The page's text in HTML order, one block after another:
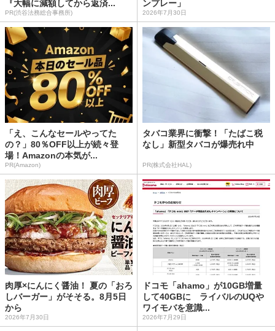
『大幅に減額してから返済...
PR(渋谷法務総合事務所)
ンプレー」
2026年7月30日
「え、こんなセールやってた
の？」80％OFF以上が続々登
場！Amazonの本気が...
PR(Amazon)
タバコ業界に衝撃！「たばこ税
なし」新型タバコが爆売れ中
PR(株式会社HAL)
肉厚×にんにく醤油！ 夏の「おろ
しバーガー」がそそる。8月5日
から
2026年7月30日
ドコモ「ahamo」が10GB増量
して40GBに ライバルのUQや
ワイモバを意識...
2026年7月29日